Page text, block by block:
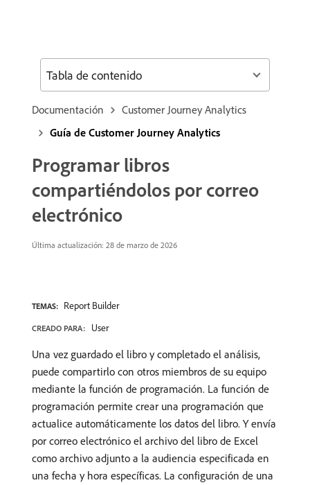
Documentación
Customer Journey Analytics
Guía de Customer Journey Analytics
Programar libros
compartiéndolos por correo
electrónico
Última actualización: 28 de marzo de 2026
TEMAS: Report Builder
CREADO PARA: User
Una vez guardado el libro y completado el análisis,
puede compartirlo con otros miembros de su equipo
mediante la función de programación. La función de
programación permite crear una programación que
actualice automáticamente los datos del libro. Y envía
por correo electrónico el archivo del libro de Excel
como archivo adjunto a la audiencia especificada en
una fecha y hora específicas. La configuración de una
Tabla de contenido